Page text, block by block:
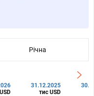
Річна
31.12.2025
тис USD